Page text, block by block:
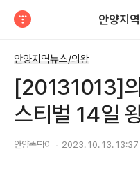
안양지
안양지역뉴스/의왕
[20131013]
스티벌 14일
안양똑딱이 2023. 10. 13. 13:37